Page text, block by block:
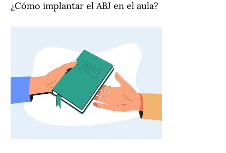
¿Cómo implantar el ABJ en el aula?